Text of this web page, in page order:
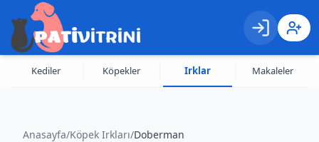
Giriş Kayıt
Kediler Köpekler Irklar Makaleler
Anasayfa/Köpek Irkları/Doberman